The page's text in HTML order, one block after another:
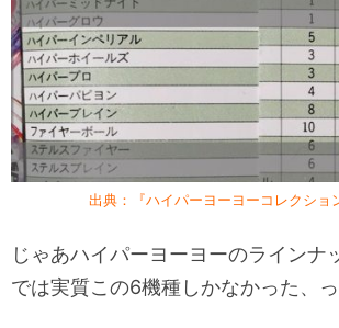
出典：『ハイパーヨーヨーコレクショ
じゃあハイパーヨーヨーのラインナ
では実質この6機種しかなかった、